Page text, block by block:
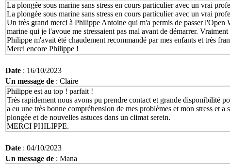
La plongée sous marine sans stress en cours particulier avec un vrai
La plongée sous marine sans stress en cours particulier avec un vrai
Un très grand merci à Philippe Antoine qui m'a permis de passer l'Open
marine qui je l'avoue me stressaient pas mal avant de démarrer.
Philippe m'avait été chaudement recommandé par mes enfants et très
Merci encore Philippe !
Date : 16/10/2023
Un message de : Claire
Philippe est au top ! parfait !
Très rapidement nous avons pu prendre contact et grande disponibilité
a eu une très bonne compréhension de mes problèmes et mon stress et
plongée et de nouvelles astuces dans un climat serein.
MERCI PHILIPPE.
Date : 04/10/2023
Un message de : Mana